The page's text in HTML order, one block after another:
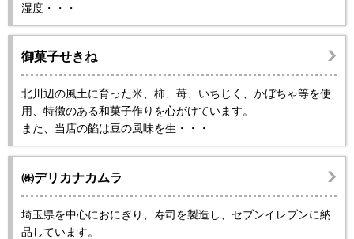
湿度・・・
御菓子せきね
北川辺の風土に育った米、柿、苺、いちじく、かぼちゃ等を使
用、特徴のある和菓子作りを心がけています。
また、当店の餡は豆の風味を生・・・
㈱デリカナカムラ
埼玉県を中心におにぎり、寿司を製造し、セブンイレブンに納
品しています。